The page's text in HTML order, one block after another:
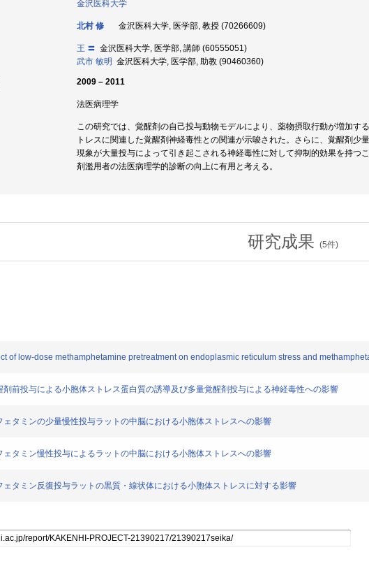
金沢医科大学
北村 修 金沢医科大学, 医学部, 教授 (70266609)
王 〓 金沢医科大学, 医学部, 講師 (60555051)
武市 敏明 金沢医科大学, 医学部, 助教 (90460360)
2009 – 2011
法医病理学
この研究では、覚醒剤の自己投与動物モデルにより、薬物摂取行動が増加
トレスに関連した覚醒剤神経毒性との関連が示唆された。さらに、覚醒剤
現象が大量投与によって引き起こされる神経毒性に対して抑制的効果を持つ
剤濫用者の法医病理学的診断の向上に有用と考える。
研究成果 (5件)
of low-dose methamphetamine pretreatment on endoplasmic reticulum stress and
剤前投与による小胞体ストレス蛋白質の誘導及び多量覚醒剤投与による神経毒性への影響
ェタミンの少量慢性投与ラットの中脳における小胞体ストレスへの影響
ェタミン慢性投与によるラットの中脳における小胞体ストレスへの影響
ェタミン反復投与ラットの黒質・線状体における小胞体ストレスに対する影響